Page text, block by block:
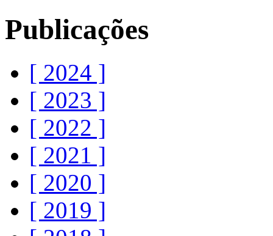
Publicações
[ 2024 ]
[ 2023 ]
[ 2022 ]
[ 2021 ]
[ 2020 ]
[ 2019 ]